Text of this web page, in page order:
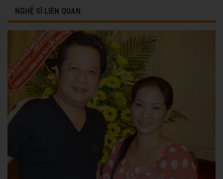
NGHỆ SĨ LIÊN QUAN